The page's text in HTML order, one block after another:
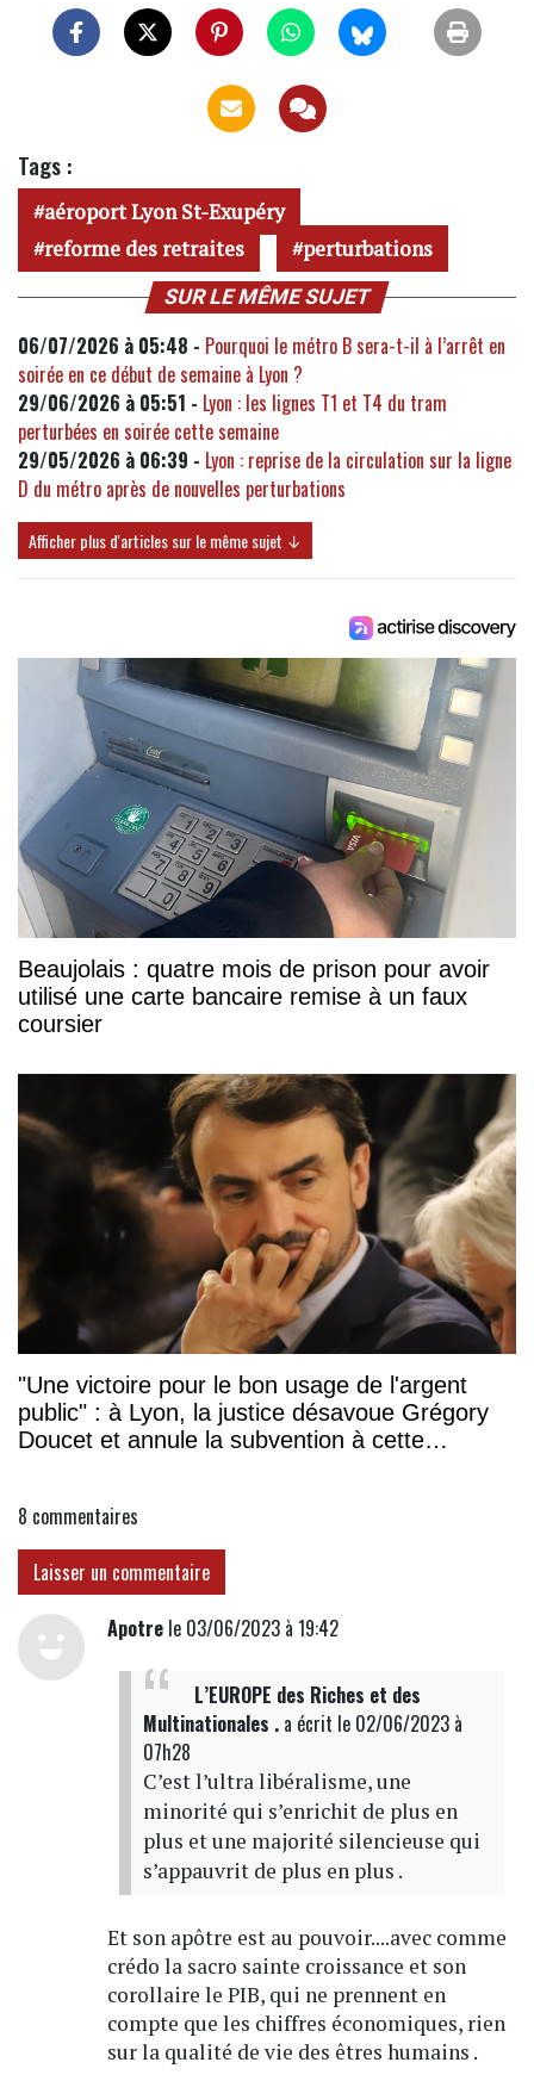
Tags :
aéroport Lyon St-Exupéry
reforme des retraites
perturbations
SUR LE MÊME SUJET
06/07/2026 à 05:48 - Pourquoi le métro B sera-t-il à l’arrêt en
soirée en ce début de semaine à Lyon ?
29/06/2026 à 05:51 - Lyon : les lignes T1 et T4 du tram
perturbées en soirée cette semaine
29/05/2026 à 06:39 - Lyon : reprise de la circulation sur la ligne
D du métro après de nouvelles perturbations
Afficher plus d'articles sur le même sujet ↓
Beaujolais : quatre mois de prison pour avoir
utilisé une carte bancaire remise à un faux
coursier
"Une victoire pour le bon usage de l'argent
public" : à Lyon, la justice désavoue Grégory
Doucet et annule la subvention à cette
8 commentaires
Laisser un commentaire
Apotrele 03/06/2023 à 19:42
L’EUROPE des Riches et des
Multinationales .a écrit le 02/06/2023 à
07h28
C’est l’ultra libéralisme, une
minorité qui s’enrichit de plus en
plus et une majorité silencieuse qui
s’appauvrit de plus en plus .
Et son apôtre est au pouvoir....avec comme
crédo la sacro sainte croissance et son
corollaire le PIB, qui ne prennent en
compte que les chiffres économiques, rien
sur la qualité de vie des êtres humains .